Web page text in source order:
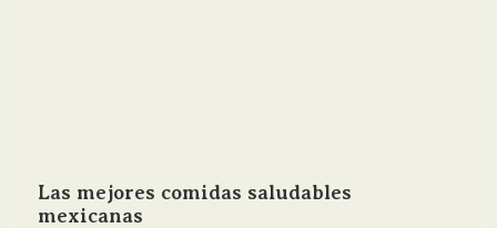
Las mejores comidas saludables
mexicanas